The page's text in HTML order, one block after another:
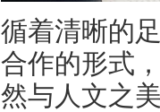
循着清晰的
合作的形式
然与人文之